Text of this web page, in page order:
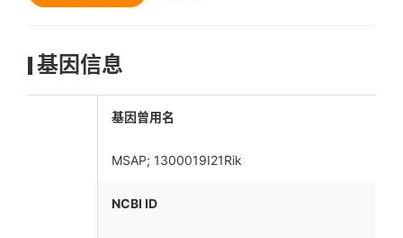
基因信息
基因曾用名
MSAP; 1300019I21Rik
NCBI ID